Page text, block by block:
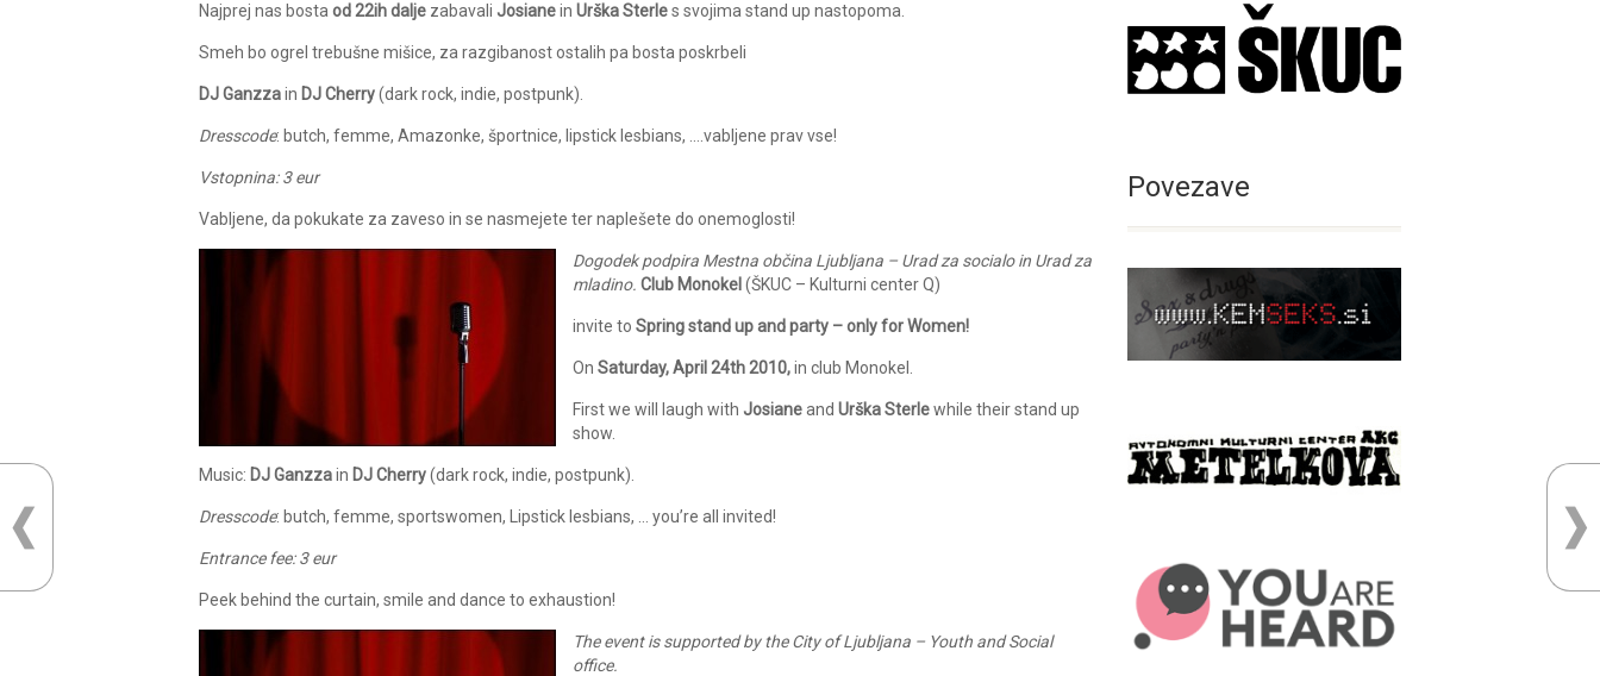
Najprej nas bosta od 22ih dalje zabavali Josianein Urška Sterles svojima stand up nastopoma.
Smeh bo ogrel trebušne mišice, za razgibanost ostalih pa bosta poskrbeli
DJ Ganzzain DJ Cherry(dark rock, indie, postpunk).
Dresscode: butch, femme, Amazonke, športnice, lipstick lesbians, ….vabljene prav vse!
Vstopnina: 3 eur
Vabljene, da pokukate za zaveso in se nasmejete ter naplešete do onemoglosti!
Dogodek podpira Mestna občina Ljubljana – Urad za socialo in Urad za
mladino. Club Monokel (ŠKUC – Kulturni center Q)
invite to Spring stand up and party – only for Women!
On Saturday, April 24th 2010,in club Monokel.
First we will laugh with Josianeand Urška Sterlewhile their stand up
show.
Music: DJ Ganzzain DJ Cherry(dark rock, indie, postpunk).
Dresscode: butch, femme, sportswomen, Lipstick lesbians, … you’re all invited!
Entrance fee: 3 eur
Peek behind the curtain, smile and dance to exhaustion!
The event is supported by the City of Ljubljana – Youth and Social
office.
Povezave